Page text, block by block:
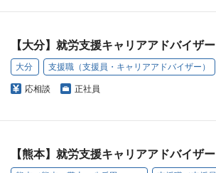
【大分】就労支援キャリアアドバイザー
大分 支援職（支援員・キャリアアドバイザー）
応相談 正社員
【熊本】就労支援キャリアアドバイザー